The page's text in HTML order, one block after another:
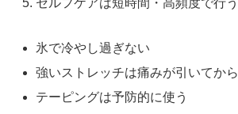
セルフケアは短時間・高頻度で行う
氷で冷やし過ぎない
強いストレッチは痛みが引いてから
テーピングは予防的に使う